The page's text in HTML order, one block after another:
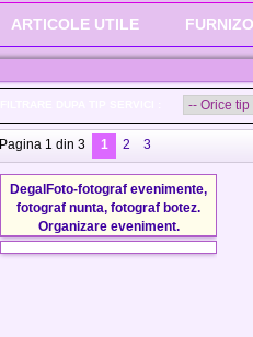
ARTICOLE UTILE
Pagina 1 din 3 1 2 3
DegalFoto-fotograf evenimente,
fotograf nunta, fotograf botez.
Organizare eveniment.